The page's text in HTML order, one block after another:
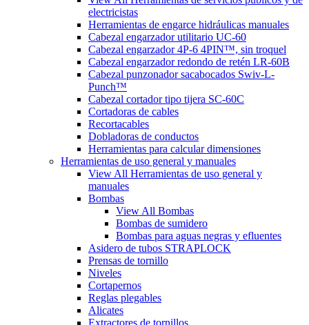
electricistas
Herramientas de engarce hidráulicas manuales
Cabezal engarzador utilitario UC-60
Cabezal engarzador 4P-6 4PIN™, sin troquel
Cabezal engarzador redondo de retén LR-60B
Cabezal punzonador sacabocados Swiv-L-
Punch™
Cabezal cortador tipo tijera SC-60C
Cortadoras de cables
Recortacables
Dobladoras de conductos
Herramientas para calcular dimensiones
Herramientas de uso general y manuales
View All Herramientas de uso general y
manuales
Bombas
View All Bombas
Bombas de sumidero
Bombas para aguas negras y efluentes
Asidero de tubos STRAPLOCK
Prensas de tornillo
Niveles
Cortapernos
Reglas plegables
Alicates
Extractores de tornillos